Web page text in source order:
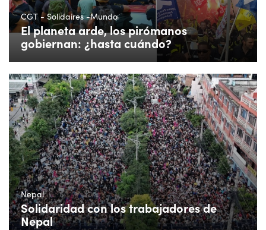
CGT - Solidaires -Mundo
El planeta arde, los pirómanos
gobiernan: ¿hasta cuándo?
Nepal
Solidaridad con los trabajadores de
Nepal